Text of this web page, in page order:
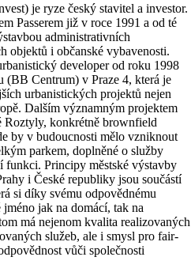
je ryze český stavitel a investor.
Passerem již v roce 1991 a od té
administrativních
objektů i občanské vybavenosti.
developer od roku 1998
(BB Centrum) v Praze 4, která je
urbanistických projektů nejen
Dalším významným projektem
konkrétně brownfield
by v budoucnosti mělo vzniknout
parkem, doplněné o služby
funkci. Principy městské výstavby
i České republiky jsou součástí
si díky svému odpovědnému
jak na domácí, tak na
má nejenom kvalita realizovaných
služeb, ale i smysl pro fair-
vůči společnosti